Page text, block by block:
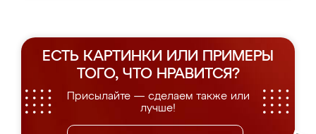
ЕСТЬ КАРТИНКИ ИЛИ ПРИМЕРЫ
ТОГО, ЧТО НРАВИТСЯ?
Присылайте — сделаем также или
лучше!